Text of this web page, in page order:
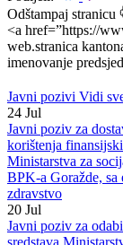
Datum: 21.12.2009.
Podijeli:
Odštampaj stranicu
web.stranica
imenovanje
Javni poziviVidi
24 Jul
Javni poziv za
korištenja
Ministarstva za
BPK-a Goražde,
zdravstvo